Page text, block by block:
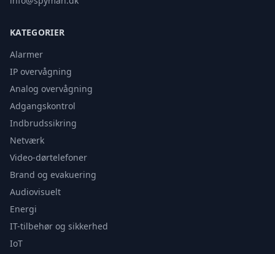
KATEGORIER
Alarmer
IP overvågning
Analog overvågning
Adgangskontrol
Indbrudssikring
Netværk
Video-dørtelefoner
Brand og evakuering
Audiovisuelt
Energi
IT-tilbehør og sikkerhed
IoT